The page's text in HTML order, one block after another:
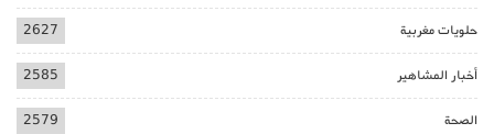
حلويات مغربية 2627
أخبار المشاهير 2585
الصحة 2579